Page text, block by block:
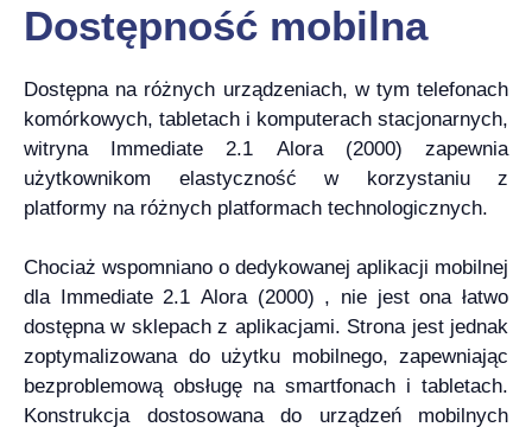
Dostępność mobilna
Dostępna na różnych urządzeniach, w tym telefonach
komórkowych, tabletach i komputerach stacjonarnych,
witryna Immediate 2.1 Alora (2000) zapewnia
użytkownikom elastyczność w korzystaniu z
platformy na różnych platformach technologicznych.
Chociaż wspomniano o dedykowanej aplikacji mobilnej
dla Immediate 2.1 Alora (2000) , nie jest ona łatwo
dostępna w sklepach z aplikacjami. Strona jest jednak
zoptymalizowana do użytku mobilnego, zapewniając
bezproblemową obsługę na smartfonach i tabletach.
Konstrukcja dostosowana do urządzeń mobilnych